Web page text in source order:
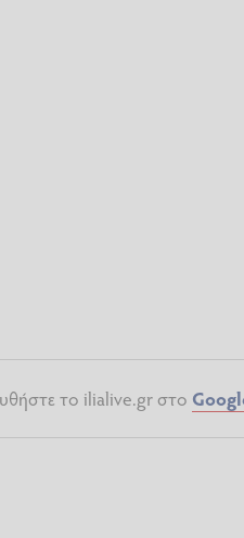
το ilialive.gr στο